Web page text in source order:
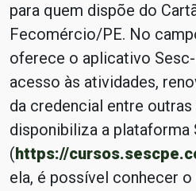
para quem dispõe do
Fecomércio/PE. No
oferece o aplicativo
acesso às atividades,
da credencial entre
disponibiliza a plataforma
(https://
ela, é possível conhecer